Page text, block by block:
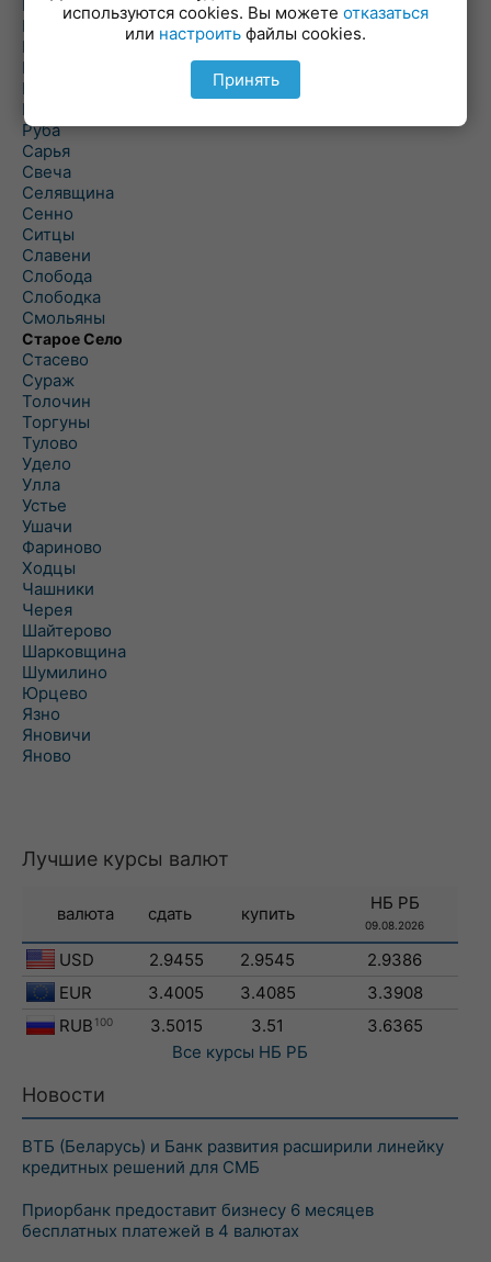
Погоща
Подсвилье
Полоцк
Поставы
Прозороки
Россоны
Руба
Сарья
Свеча
Селявщина
Сенно
Ситцы
Славени
Слобода
Слободка
Смольяны
Старое Село
Стасево
Сураж
Толочин
Торгуны
Тулово
Удело
Улла
Устье
Ушачи
Фариново
Ходцы
Чашники
Черея
Шайтерово
Шарковщина
Шумилино
Юрцево
Язно
Яновичи
Яново
Лучшие курсы валют
валюта сдать купить
НБ РБ
09.08.2026
USD 2.9455 2.9545
2.9386
EUR
3.4005 3.4085
3.3908
RUB 100 3.5015 3.51
3.6365
Все курсы НБ РБ
Новости
ВТБ (Беларусь) и Банк развития расширили линейку
кредитных решений для СМБ
Приорбанк предоставит бизнесу 6 месяцев
бесплатных платежей в 4 валютах
используются cookies. Вы можете отказаться
или настроить файлы cookies.
Принять